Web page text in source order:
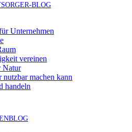
BLOG
Unternehmen
vereinen
Natur
nutzbar machen kann
handeln